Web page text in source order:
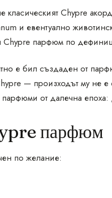
класическият Chypre
и евентуално
Chypre парфюм по
е бил създаден от
— произходът му не е
от далечна епоха:
парфюм
по желание: